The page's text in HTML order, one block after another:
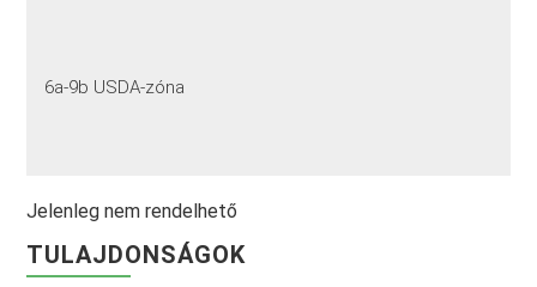
6a-9b USDA-zóna
Jelenleg nem rendelhető
TULAJDONSÁGOK